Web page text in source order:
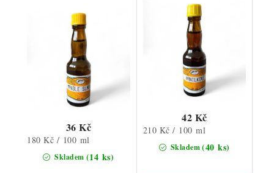
Skladem (14 ks)
36 Kč
Měrná
cena:
180 Kč / 100 ml
Skladem(40 ks)
42 Kč
Měrná
cena:
210 Kč / 100 ml